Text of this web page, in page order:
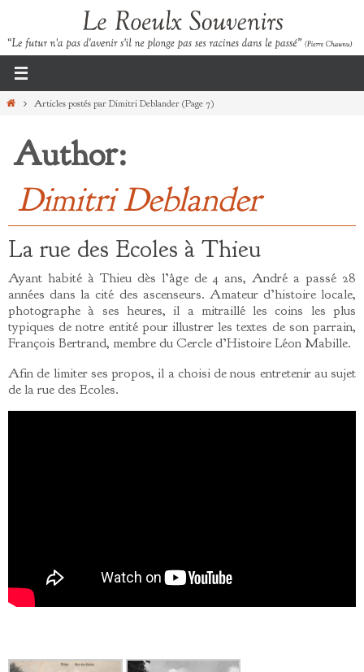
contenu
HomeArticles postés par Dimitri Deblander(Page 7)
Author:
Dimitri Deblander
La rue des Ecoles à Thieu
Ayant habité à Thieu dès l’âge de 4 ans, André a passé 28
années dans la cité des ascenseurs. Amateur d’histoire locale,
photographe à ses heures, il a mitraillé les coins les plus
typiques de notre entité pour illustrer les textes de son parrain,
François Bertrand, membre du Cercle d’Histoire Léon Mabille.
Afin de limiter ses propos, il a choisi de nous entretenir au sujet
de la rue des Ecoles.